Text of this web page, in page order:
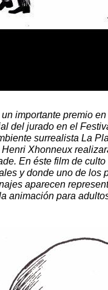
importante premio
del jurado en el
surrealista La
Henri Xhonneux
. En éste film de culto
y donde uno de los
aparecen
animación para